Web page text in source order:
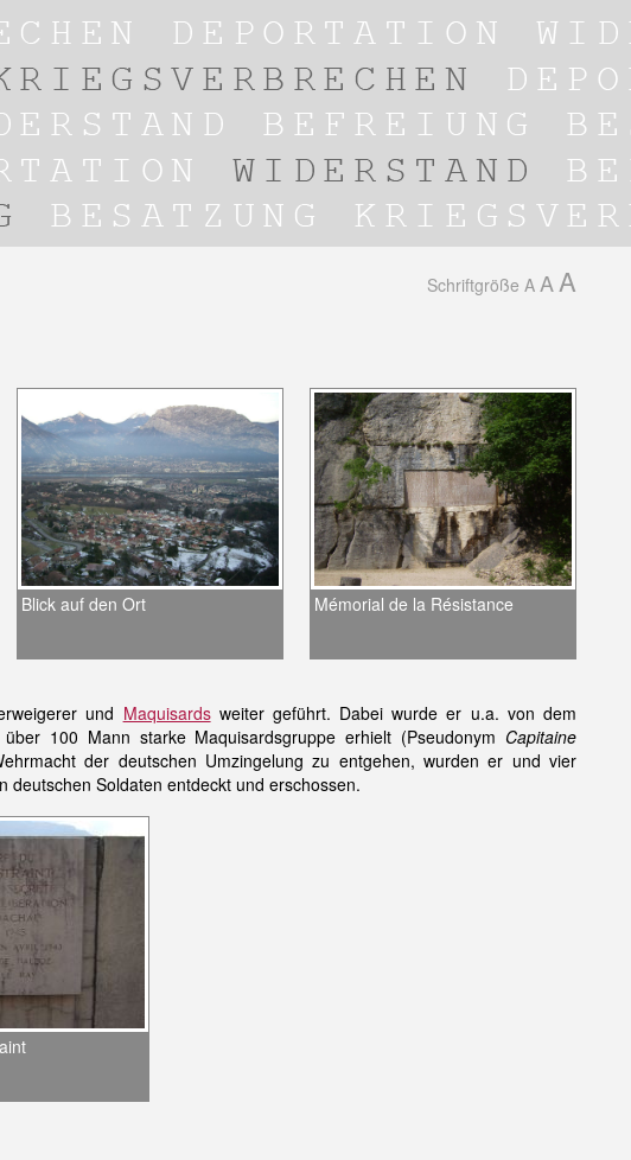
Schriftgröße A A A
Mémorial de la Résistance
Blick auf den Ort
und Maquisardsweiter geführt. Dabei wurde er u.a. von dem
100 Mann starke Maquisardsgruppe erhielt (Pseudonym Capitaine
der deutschen Umzingelung zu entgehen, wurden er und vier
deutschen Soldaten entdeckt und erschossen.